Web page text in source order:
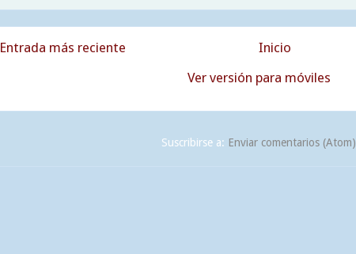
Entrada más reciente
Inicio
Ver versión para móviles
Suscribirse a: Enviar comentarios (Atom)